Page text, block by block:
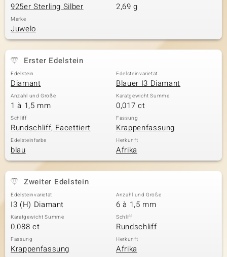
925er Sterling Silber 2,69 g
Marke
Juwelo
Erster Edelstein
Edelstein
Diamant
Edelsteinvarietät
Blauer I3 Diamant
Anzahl und Größe
1 à 1,5 mm
Karatgewicht Summe
0,017 ct
Schliff
Rundschliff, Facettiert
Fassung
Krappenfassung
Edelsteinfarbe
blau
Herkunft
Afrika
Zweiter Edelstein
Edelsteinvarietät
I3 (H) Diamant
Anzahl und Größe
6 à 1,5 mm
Karatgewicht Summe
0,088 ct
Schliff
Rundschliff
Fassung
Krappenfassung
Herkunft
Afrika